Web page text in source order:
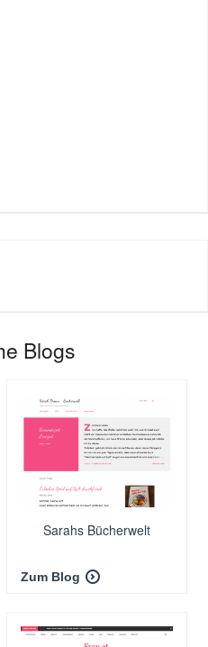
Blogs
Sarahs Bücherwelt
Zum Blog